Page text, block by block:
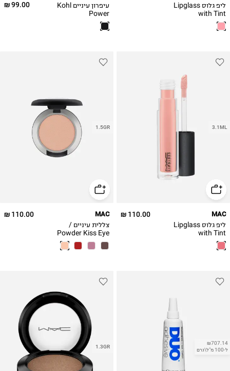
ליפ גלוס Lipglass
with Tint
99.00 ₪
עיפרון עיניים Kohl
Power
3.1ML
110.00 ₪ MAC
ליפ גלוס Lipglass
with Tint
1.5GR
110.00 ₪ MAC
צללית עיניים /
Powder Kiss Eye
Shadow
₪707.14
ל-100 מ"ל\גרם
1.3GR